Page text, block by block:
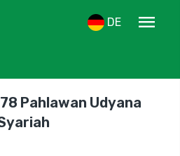
DE
menu
Pahlawan Udyana